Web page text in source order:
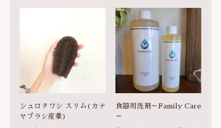
シュロタワシ スリム(カナ
ヤブラシ産業)
食器用洗剤～Family Care
～